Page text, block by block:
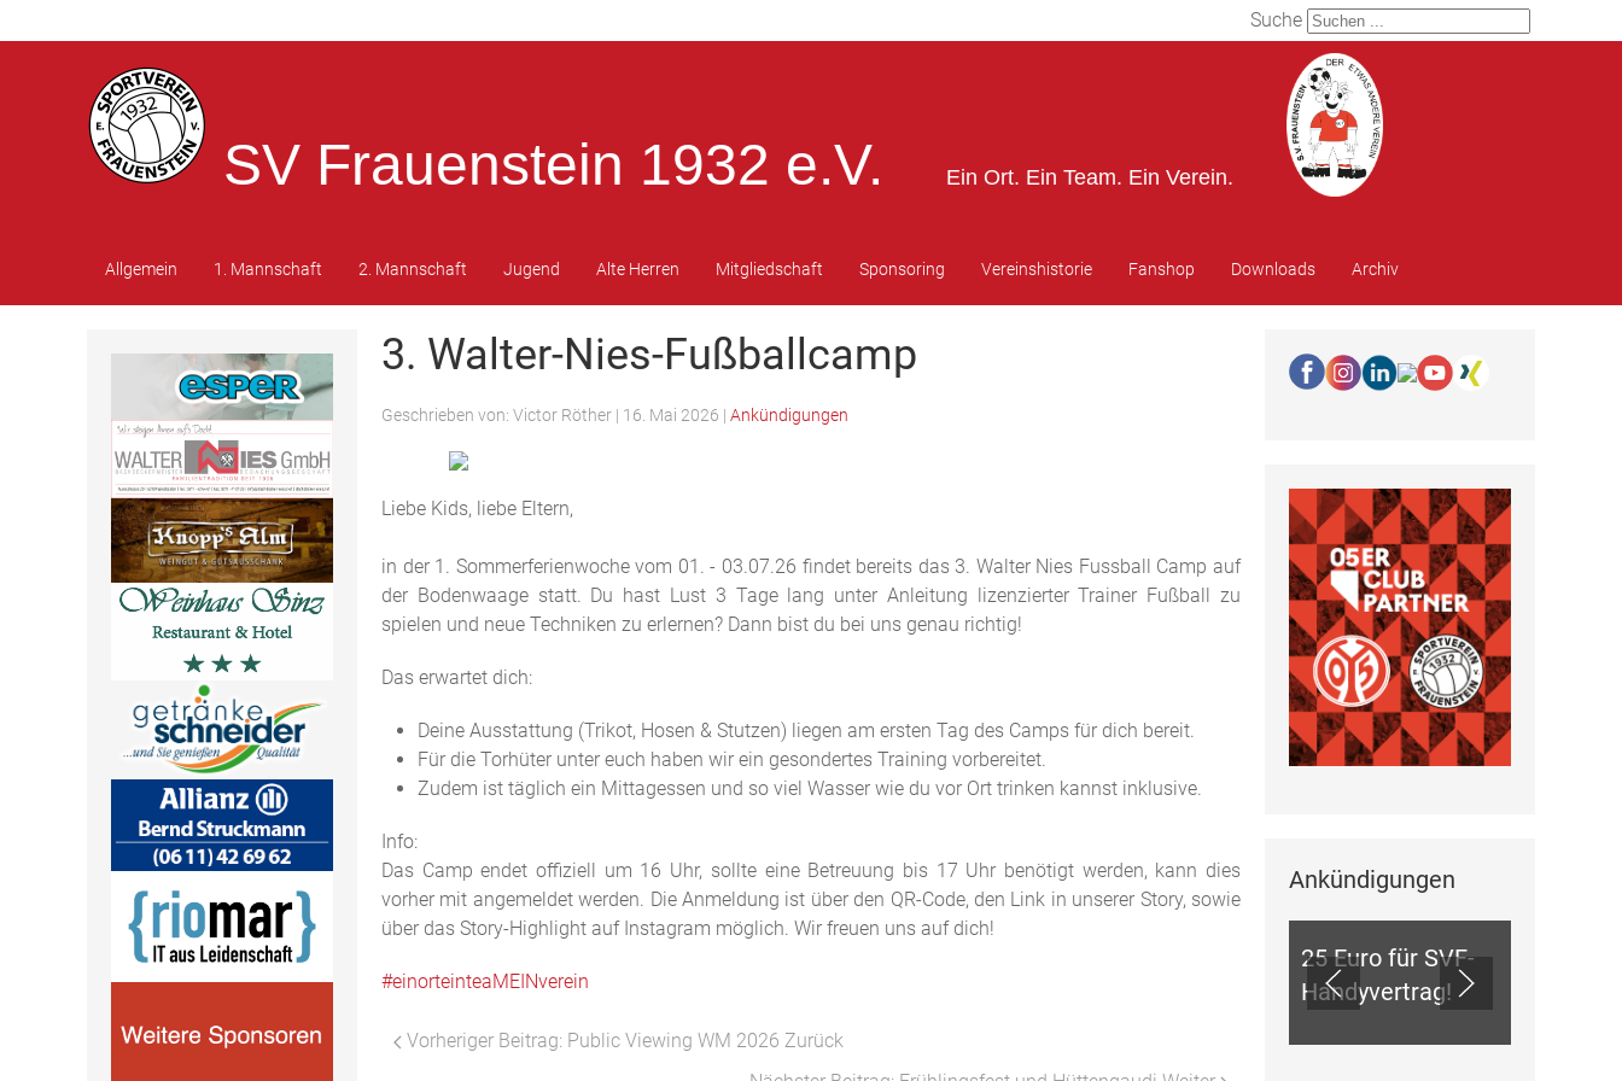
Suche
SV Frauenstein 1932 e.V. Ein Ort. Ein Team. Ein Verein.
Allgemein 1. Mannschaft 2. Mannschaft Jugend Alte Herren Mitgliedschaft Sponsoring Vereinshistorie Fanshop Downloads Archiv
3. Walter-Nies-Fußballcamp
Geschrieben von: Victor Röther | 16. Mai 2026 | Ankündigungen
Liebe Kids, liebe Eltern,
in der 1. Sommerferienwoche vom 01. - 03.07.26 findet bereits das 3. Walter Nies Fussball Camp auf
der Bodenwaage statt. Du hast Lust 3 Tage lang unter Anleitung lizenzierter Trainer Fußball zu
spielen und neue Techniken zu erlernen? Dann bist du bei uns genau richtig!
Das erwartet dich:
Deine Ausstattung (Trikot, Hosen & Stutzen) liegen am ersten Tag des Camps für dich bereit.
Für die Torhüter unter euch haben wir ein gesondertes Training vorbereitet.
Zudem ist täglich ein Mittagessen und so viel Wasser wie du vor Ort trinken kannst inklusive.
Info:
Das Camp endet offiziell um 16 Uhr, sollte eine Betreuung bis 17 Uhr benötigt werden, kann dies
vorher mit angemeldet werden. Die Anmeldung ist über den QR-Code, den Link in unserer Story, sowie
über das Story-Highlight auf Instagram möglich. Wir freuen uns auf dich!
#einorteinteaMEINverein
Vorheriger Beitrag: Public Viewing WM 2026 Zurück
Ankündigungen
ANKÜNDIGUNGEN
25 Euro für SVF-
Handyvertrag!